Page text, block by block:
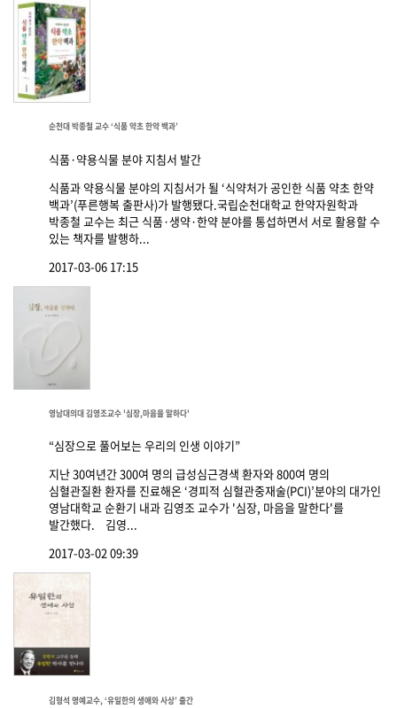
순천대 박종철 교수 ‘식품 약초 한약 백과’
식품·약용식물 분야 지침서 발간
식품과 약용식물 분야의 지침서가 될 ‘식약처가 공인한 식품 약초 한약
백과’(푸른행복 출판사)가 발행됐다.국립순천대학교 한약자원학과
박종철 교수는 최근 식품·생약·한약 분야를 통섭하면서 서로 활용할 수
있는 책자를 발행하...
2017-03-06 17:15
영남대의대 김영조교수 '심장,마음을 말하다'
“심장으로 풀어보는 우리의 인생 이야기”
지난 30여년간 300여 명의 급성심근경색 환자와 800여 명의
심혈관질환 환자를 진료해온 ‘경피적 심혈관중재술(PCI)’분야의 대가인
영남대학교 순환기 내과 김영조 교수가 '심장, 마음을 말한다'를
발간했다. 김영...
2017-03-02 09:39
김형석 명예교수, ‘유일한의 생애와 사상’ 출간